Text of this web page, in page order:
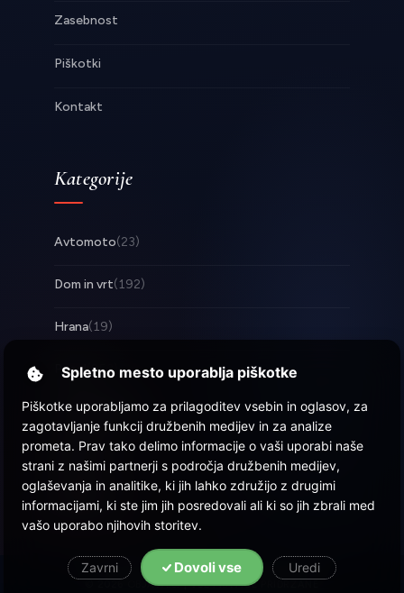
Zasebnost
Piškotki
Kontakt
Kategorije
Avtomoto(23)
Dom in vrt(192)
Hrana(19)
Posel(253)
Tehnologija(17)
Zabava(57)
Zdravje (22)
© 2026 Objava.si| Vse pravice pridržane
Spletno mesto uporablja piškotke
Piškotke uporabljamo za prilagoditev vsebin in oglasov, za
zagotavljanje funkcij družbenih medijev in za analize
prometa. Prav tako delimo informacije o vaši uporabi naše
strani z našimi partnerji s področja družbenih medijev,
oglaševanja in analitike, ki jih lahko združijo z drugimi
informacijami, ki ste jim jih posredovali ali ki so jih zbrali med
vašo uporabo njihovih storitev.
Zavrni Dovoli vse Uredi